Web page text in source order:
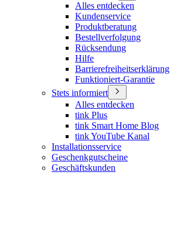
Alles entdecken
Kundenservice
Produktberatung
Bestellverfolgung
Rücksendung
Hilfe
Barrierefreiheitserklärung
Funktioniert-Garantie
Stets informiert
Alles entdecken
tink Plus
tink Smart Home Blog
tink YouTube Kanal
Installationsservice
Geschenkgutscheine
Geschäftskunden